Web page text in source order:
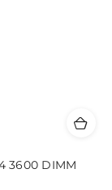
3600 DIMM